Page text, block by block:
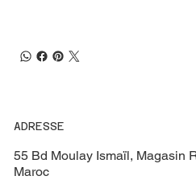
ADRESSE
55 Bd Moulay Ismaïl, Magasin
Maroc